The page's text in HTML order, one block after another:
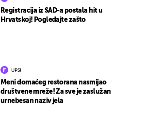
Registracija iz SAD-a postala hit u
Hrvatskoj! Pogledajte zašto
UPS!
Meni domaćeg restorana nasmijao
društvene mreže! Za sve je zaslužan
urnebesan naziv jela